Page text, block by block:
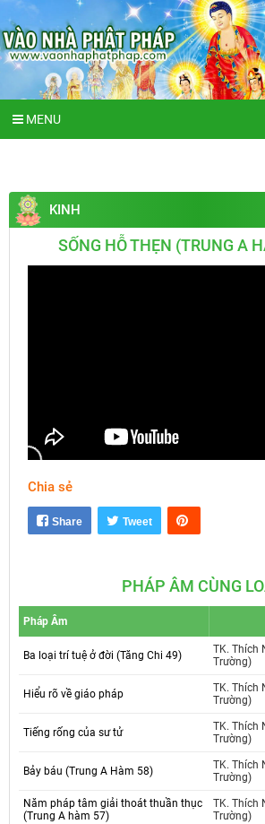
MENU
KINH
SỐNG HỖ THẸN (TRUNG A
Chia sẻ
Share Tweet
PHÁP ÂM CÙNG
Pháp Âm
Ba loại trí tuệ ở đời (Tăng Chi 49)
TK. Thích
Trường)
Hiểu rõ về giáo pháp
TK. Thích
Trường)
Tiếng rống của sư tử
TK. Thích
Trường)
Bảy báu (Trung A Hàm 58)
TK. Thích
Trường)
Năm pháp tâm giải thoát thuần thục
(Trung A hàm 57)
TK. Thích
Trường)